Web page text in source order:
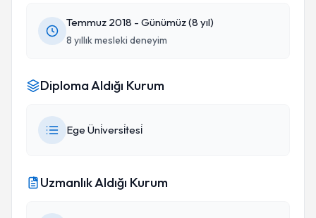
Temmuz 2018 - Günümüz (8 yıl)
8 yıllık mesleki deneyim
Diploma Aldığı Kurum
Ege Üni̇versi̇tesi̇
Uzmanlık Aldığı Kurum